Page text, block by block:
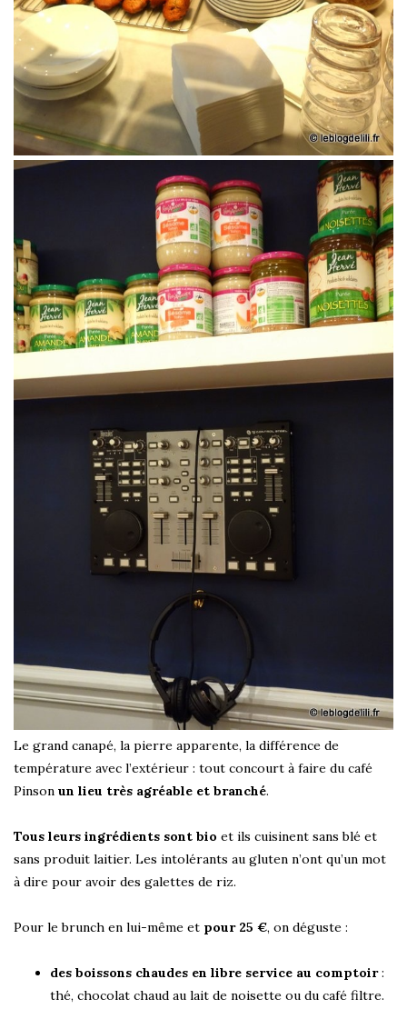
Le grand canapé, la pierre apparente, la différence de
température avec l’extérieur : tout concourt à faire du café
Pinson un lieu très agréable et branché.
Tous leurs ingrédients sont bio et ils cuisinent sans blé et
sans produit laitier. Les intolérants au gluten n’ont qu’un mot
à dire pour avoir des galettes de riz.
Pour le brunch en lui-même et pour 25 €, on déguste :
des boissons chaudes en libre service au comptoir:
thé, chocolat chaud au lait de noisette ou du café filtre.